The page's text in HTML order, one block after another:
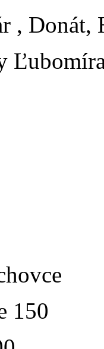
, Donát,
150